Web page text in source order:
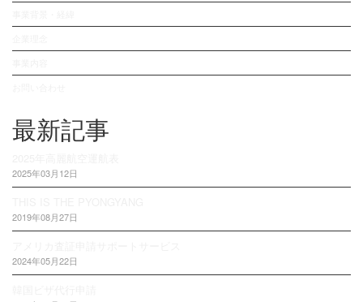
最新記事
2025年03月12日
2019年08月27日
2024年05月22日